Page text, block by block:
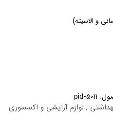
و الاسیته)
ای صورت مدل خرگوشی
pid-5011
, لوازم آرایشی و اکسسوری